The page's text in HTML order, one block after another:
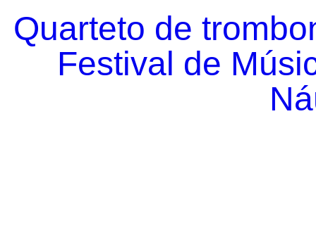
Quarteto de
Festival de